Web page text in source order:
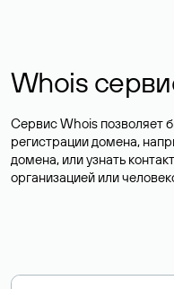
Whois
Сервис Whois позволяет
регистрации домена,
домена, или узнать
организацией или